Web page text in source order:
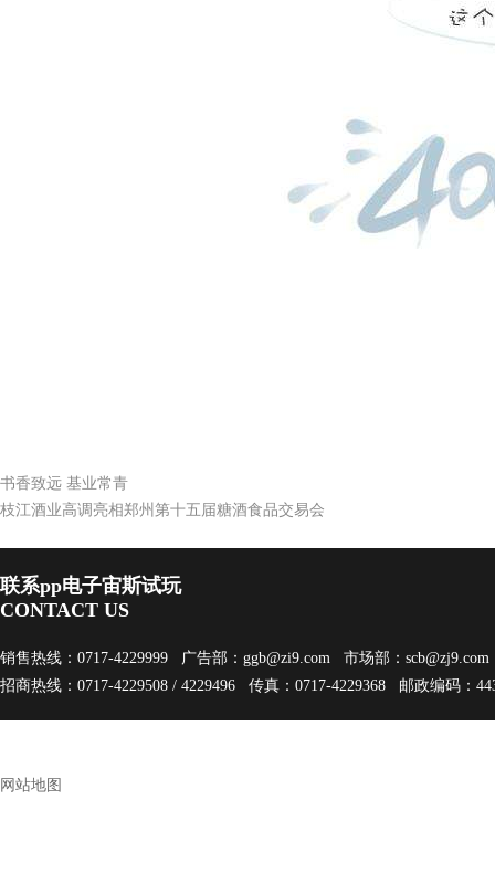
书香致远 基业常青
枝江酒业高调亮相郑州第十五届糖酒食品交易会
联系pp电子宙斯试玩
CONTACT US
销售热线：0717-4229999 广告部： ggb@zi9.com 市场部： scb@zj9.com
招商热线：0717-4229508 / 4229496 传真：0717-4229368 邮政编码：
网站地图